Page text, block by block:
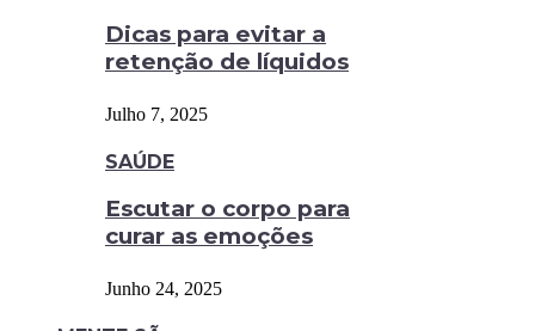
Dicas para evitar a
retenção de líquidos
Julho 7, 2025
SAÚDE
Escutar o corpo para
curar as emoções
Junho 24, 2025